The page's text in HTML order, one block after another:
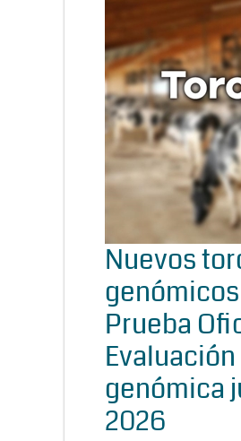
Nuevos
Prueba
Evaluación
genómica
2026